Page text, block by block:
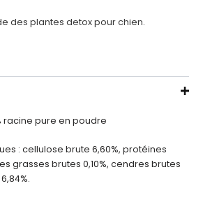
des plantes detox pour chien.
racine pure en poudre
: cellulose brute 6,60%, protéines
grasses brutes 0,10%, cendres brutes